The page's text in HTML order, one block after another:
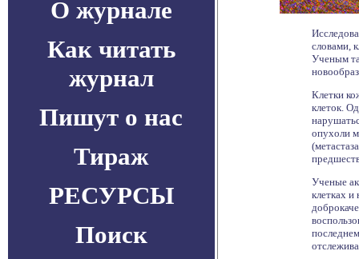
О журнале
Как читать
журнал
Пишут о нас
Тираж
РЕСУРСЫ
Поиск
словами,
Ученым
Клетки
клеток.
опухоли
Ученые
клетках и